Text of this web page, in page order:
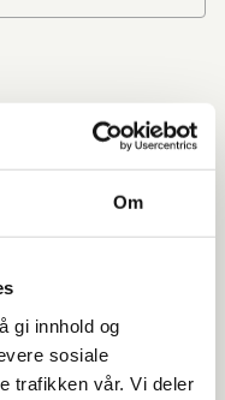
Om
gi innhold og
sosiale
trafikken vår. Vi deler